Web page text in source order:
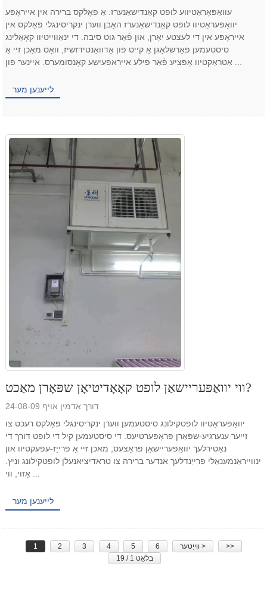
עוואַפּאָראַטיווע לופט קאַנדישאַנערז: אַ פאָלקס ברירה אין אייראָפּע
יוואַפּעראַטיוו לופט קאַנדישאַנערז האָבן ווערן ינקריסינגלי פאָלקס אין
אייראָפּע אין די לעצטע יאָרן, און פֿאַר גוט סיבה. די ינאַווייטיוו קאָאָלינג
סיסטעמען פאָרשלאָגן אַ קייט פון אַדוואַנטידזשיז, וואָס מאַכן זיי אַ
לייענען מער
ווי יוואַפּעריישאַן לופט קאָאָדיטיאָן שפּאָרן מאַכט?
דורך אַדמין אויף 24-08-09
יוואַפּעראַטיוו לופטקילונג סיסטעמען ווערן ינקריסינגלי פאָלקס רעכט צו
זייער ענערגיע-שפּאָרן פּראָפּערטיעס. די סיסטעמען קיל די לופט דורך די
נאַטירלעך יוואַפּעריישאַן פּראָצעס, מאכן זיי אַ פּרייַז-עפעקטיוו און
ינווייראַנמענאַלי פרייַנדלעך אנדער ברירה צו טראדיציאנעלן לופטקילונג וניץ.
לייענען מער
1 2 3 4 5 6 ווייַטער >
>>
בלאַט 1 / 19